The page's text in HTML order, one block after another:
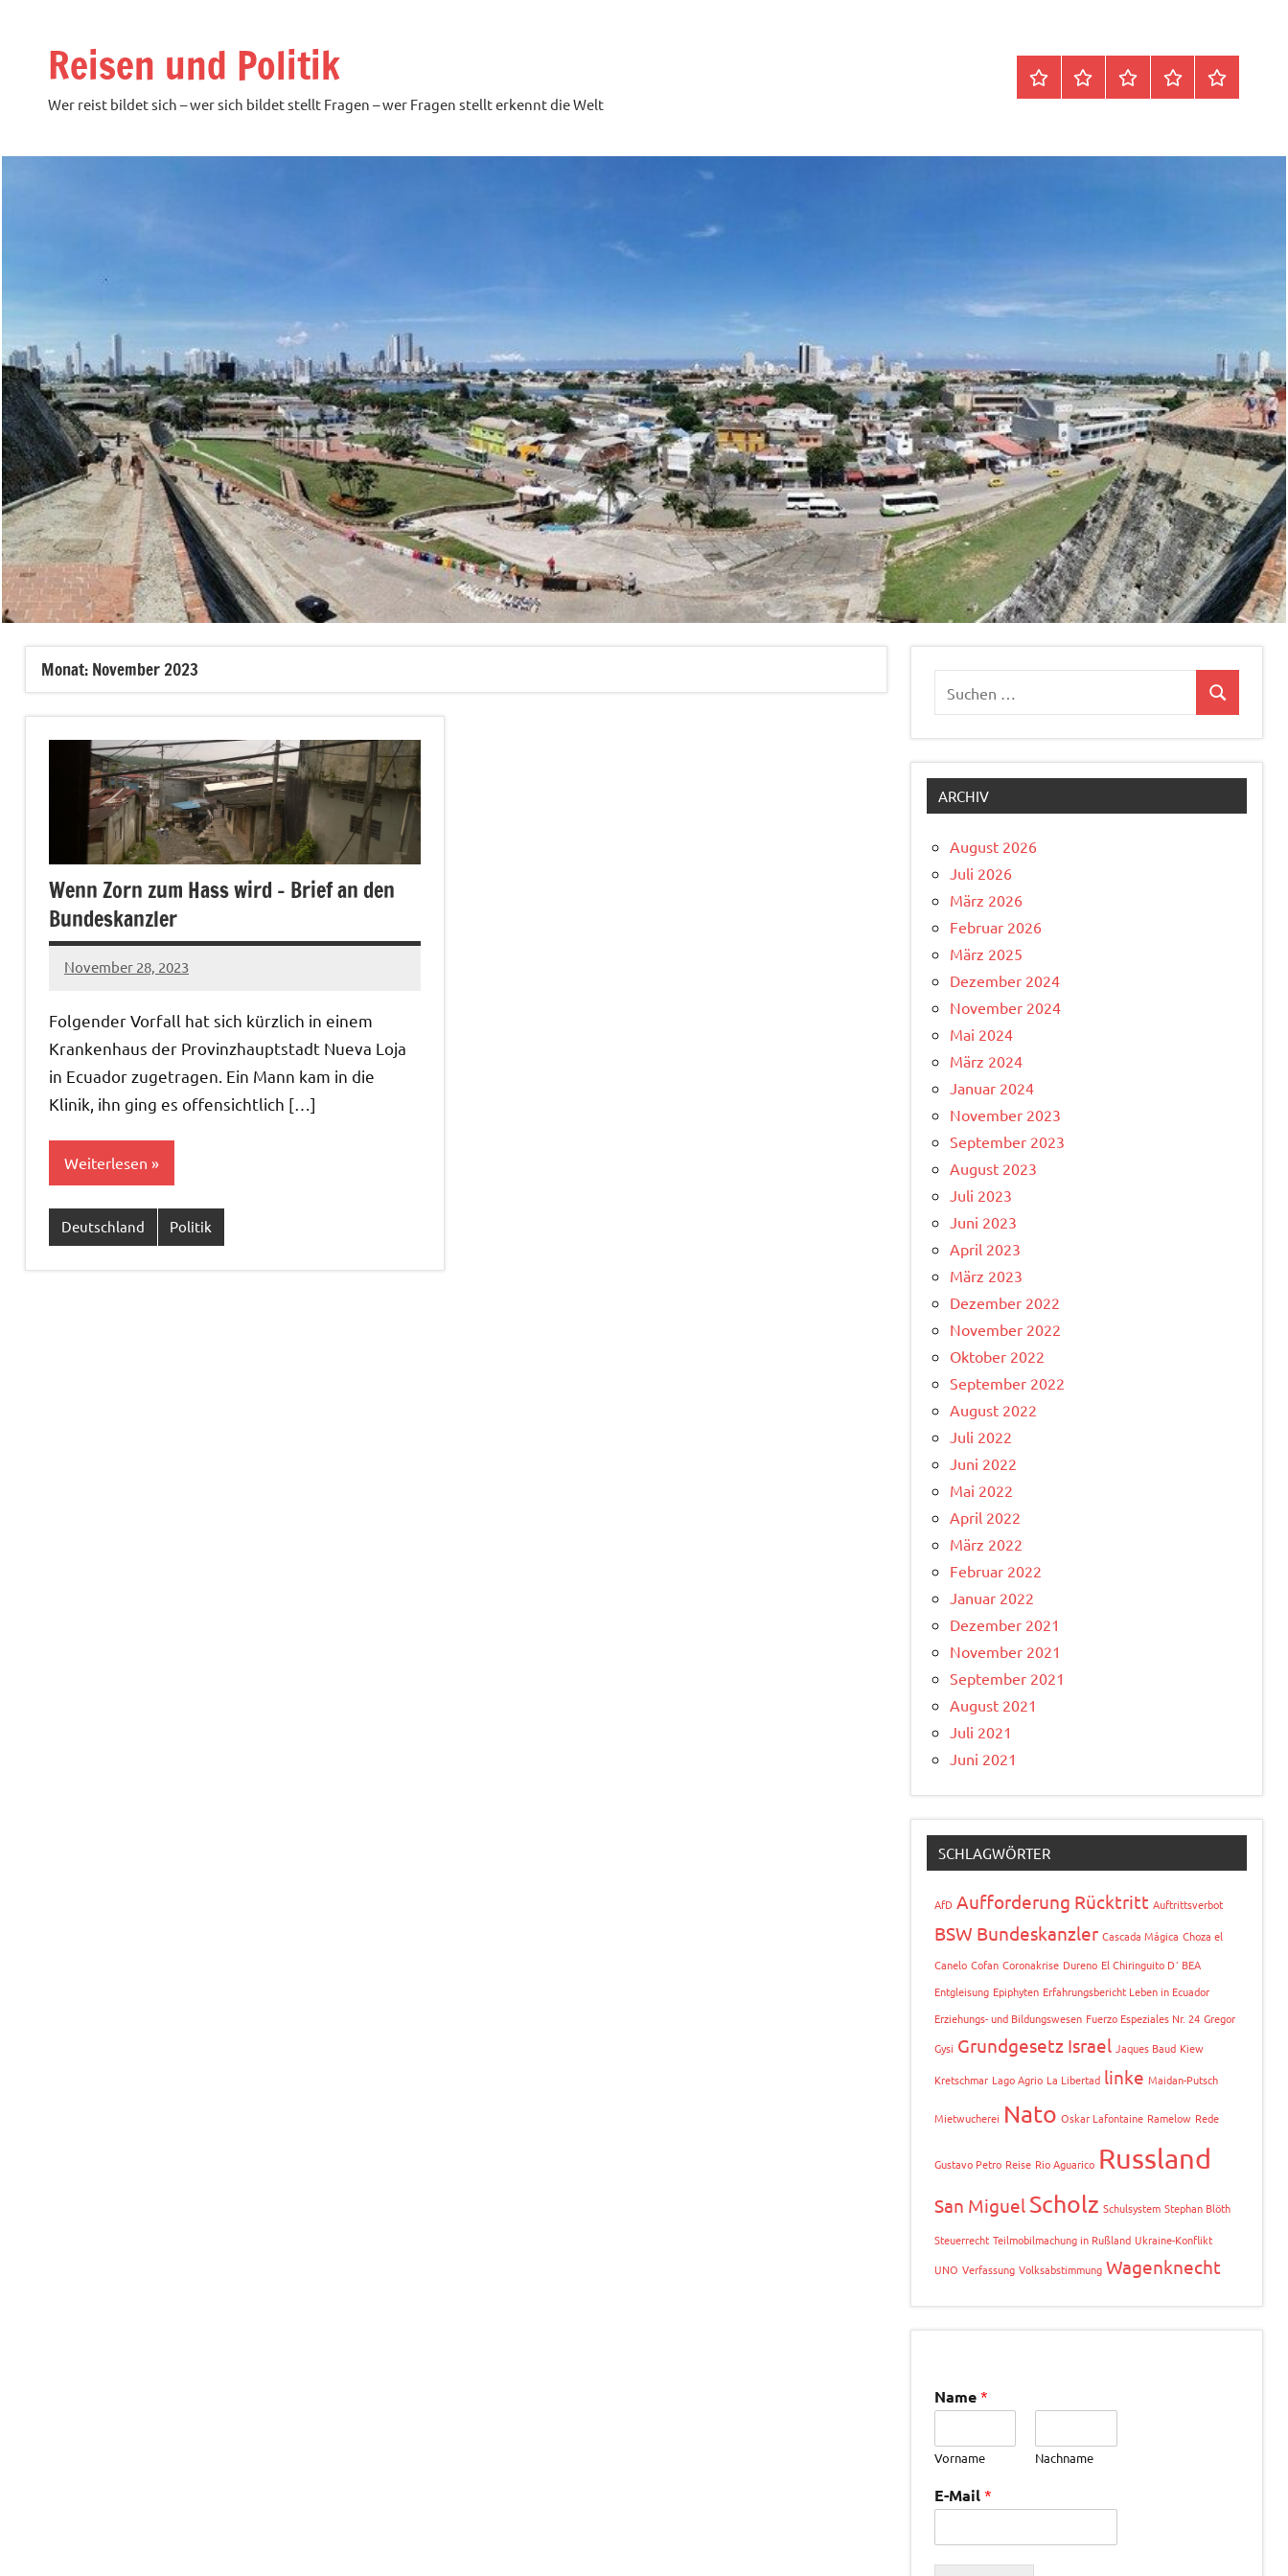
springenReisen und Politik
Wer reist bildet sich – wer sich bildet stellt Fragen – wer Fragen stellt erkennt die Welt
StartseiteDatenschutz
Peter
Impressum
Über
Monat: November 2023
Wenn Zorn zum Hass wird – Brief an den
Bundeskanzler
November 28, 2023
U19ju-
Keine
Folgender Vorfall hat sich kürzlich in einem
Krankenhaus der Provinzhauptstadt Nueva Loja
in Ecuador zugetragen. Ein Mann kam in die
Klinik, ihn ging es offensichtlich […]
Weiterlesen
Deutschland Politik
nach:
Suchen
ARCHIV
August 2026
Juli 2026
März 2026
Februar 2026
März 2025
Dezember 2024
November 2024
Mai 2024
März 2024
Januar 2024
November 2023
September 2023
August 2023
Juli 2023
Juni 2023
April 2023
März 2023
Dezember 2022
November 2022
Oktober 2022
September 2022
August 2022
Juli 2022
Juni 2022
Mai 2022
April 2022
März 2022
Februar 2022
Januar 2022
Dezember 2021
November 2021
September 2021
August 2021
Juli 2021
Juni 2021
SCHLAGWÖRTER
AfD Aufforderung Rücktritt Auftrittsverbot
BSW Bundeskanzler Cascada Mágica Choza el
Canelo Cofan Coronakrise Dureno El Chiringuito D´ BEA
Entgleisung Epiphyten Erfahrungsbericht Leben in Ecuador
Erziehungs- und Bildungswesen Fuerzo Espeziales Nr. 24 Gregor
Gysi Grundgesetz Israel Jaques Baud Kiew
Kretschmar Lago Agrio La Libertad linke Maidan-Putsch
Mietwucherei Nato Oskar Lafontaine Ramelow Rede
Gustavo Petro Reise Rio Aguarico Russland
San Miguel Scholz Schulsystem Stephan Blöth
Steuerrecht Teilmobilmachung in Rußland Ukraine-Konflikt
UNO Verfassung Volksabstimmung Wagenknecht
Name *
Vorname Nachname
E-Mail *